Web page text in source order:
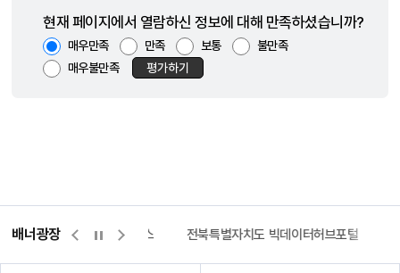
현재 페이지에서 열람하신 정보에 대해 만족하셨습니까?
매우만족 만족 보통
불만족
매우불만족
평가하기
배너광장
량바로처리센터 위택스 전북특별자치도 빅데이터허브포털